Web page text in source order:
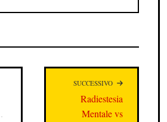
SUCCESSIVO
Radiestesia
Mentale vs